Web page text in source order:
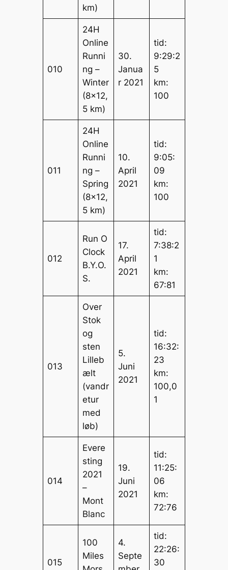
km)
010
24H
Online
Runni
ng –
Winter
(8×12,
5 km)
30.
Janua
r 2021
tid:
9:29:2
5
km:
100
011
24H
Online
Runni
ng –
Spring
(8×12,
5 km)
10.
April
2021
tid:
9:05:
09
km:
100
012
Run O
Clock
B.Y.O.
S.
17.
April
2021
tid:
7:38:2
1
km:
67:81
013
Over
Stok
og
sten
Lilleb
ælt
(vandr
etur
med
løb)
5.
Juni
2021
tid:
16:32:
23
km:
100,0
1
014
Evere
sting
2021
–
Mont
Blanc
19.
Juni
2021
tid:
11:25:
06
km:
72:76
015
100
Miles
4.
Septe
tid:
22:26:
30